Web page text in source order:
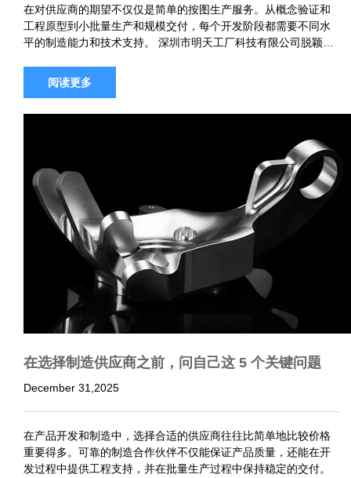
在对供应商的期望不仅仅是简单的按图生产服务。从概念验证和
工程原型到小批量生产和规模交付，每个开发阶段都需要不同水
平的制造能力和技术支持。 深圳市明天工厂科技有限公司脱颖而
赖的长期制造合…
阅读更多
在选择制造供应商之前，问自己这 5 个关键问题
December 31,2025
在产品开发和制造中，选择合适的供应商往往比简单地比较价格
重要得多。可靠的制造合作伙伴不仅能保证产品质量，还能在开
发过程中提供工程支持，并在批量生产过程中保持稳定的交付。